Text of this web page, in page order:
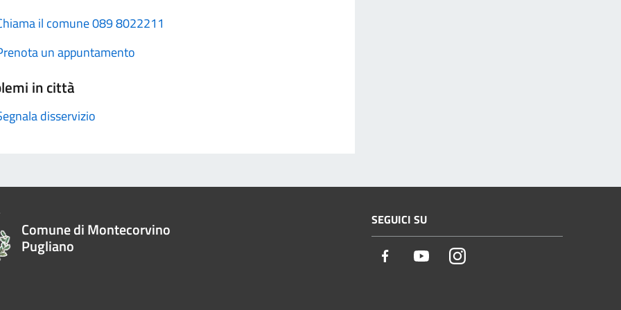
il comune 089 8022211
un appuntamento
in città
disservizio
Comune di Montecorvino
Pugliano
SEGUICI SU
Facebook YoutubeInstagram